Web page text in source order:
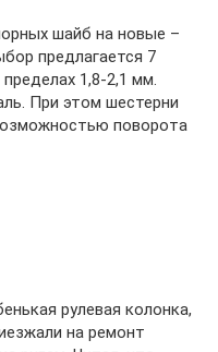
шайб на новые –
предлагается 7
1,8-2,1 мм.
При этом шестерни
поворота
рулевая колонка,
на ремонт